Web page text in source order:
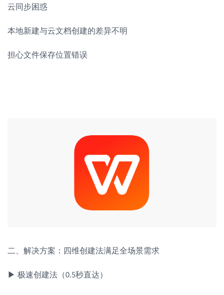
云同步困惑
本地新建与云文档创建的差异不明
担心文件保存位置错误
二、解决方案：四维创建法满足全场景需求
▶ 极速创建法（0.5秒直达）